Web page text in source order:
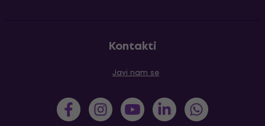
Kontakti
Javi nam se